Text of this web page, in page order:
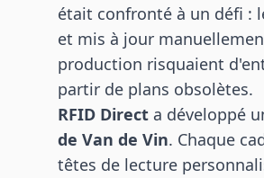
était confronté à un défi :
et mis à jour
production risquaient
partir de plans obsolètes.
RFID Direct a développé
de Van de Vin. Chaque
têtes de lecture